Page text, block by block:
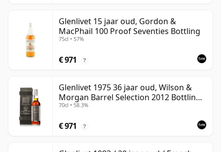
Glenlivet 15 jaar oud, Gordon &
MacPhail 100 Proof Seventies Bottling
75cl • 57%
€ 971 ?
Glenlivet 1975 36 jaar oud, Wilson &
Morgan Barrel Selection 2012 Bottling
with Wooden Box
70cl • 58.3%
€ 971 ?